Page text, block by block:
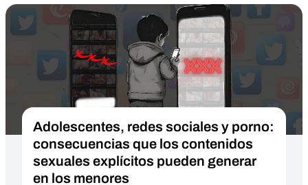
Adolescentes, redes sociales y porno:
consecuencias que los contenidos
sexuales explícitos pueden generar
en los menores